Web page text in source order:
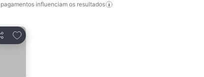
influenciam os resultados
Adicionar aos favoritos